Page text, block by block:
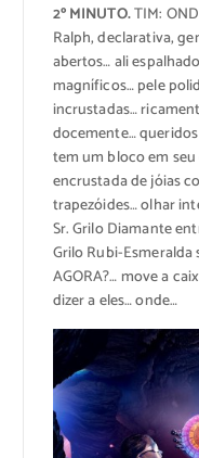
2º MINUTO.TIM:
Ralph, declarativa,
abertos… ali
magníficos… pele
incrustadas…
docemente…
tem um bloco em
encrustada de jóias
trapezóides… olhar
Sr. Grilo Diamante
Grilo Rubi-Esmeralda
AGORA?… move a
dizer a eles… onde…